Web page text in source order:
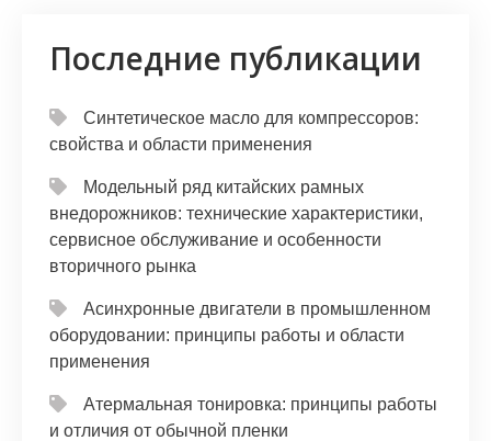
Последние публикации
Синтетическое масло для компрессоров:
свойства и области применения
Модельный ряд китайских рамных
внедорожников: технические характеристики,
сервисное обслуживание и особенности
вторичного рынка
Асинхронные двигатели в промышленном
оборудовании: принципы работы и области
применения
Атермальная тонировка: принципы работы
и отличия от обычной пленки